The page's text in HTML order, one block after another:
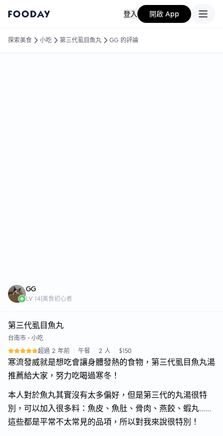
登入 開啟 App
探索美食 小吃 第三代虱目魚丸 GG 的評論
GG
LV 14 美食初心者
第三代虱目魚丸
台南市 • 小吃
超過 2 年前
午餐 2 人 $150
寒流發威就是想吃會讓身體發熱的食物，第三代虱目魚丸湯
推薦給大家，努力吃喝過寒冬！
本人對於魚丸其實沒有太多偏好，但是第三代的丸湯很特
別，可以加入很多料：魚皮、魚肚、骨肉、燕餃、蝦丸……
這些都是平常不太常見的品項，所以對我來說很特別！